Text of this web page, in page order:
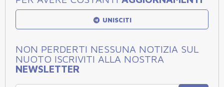
UNISCITI
NON PERDERTI NESSUNA NOTIZIA SUL
NUOTO ISCRIVITI ALLA NOSTRA
NEWSLETTER